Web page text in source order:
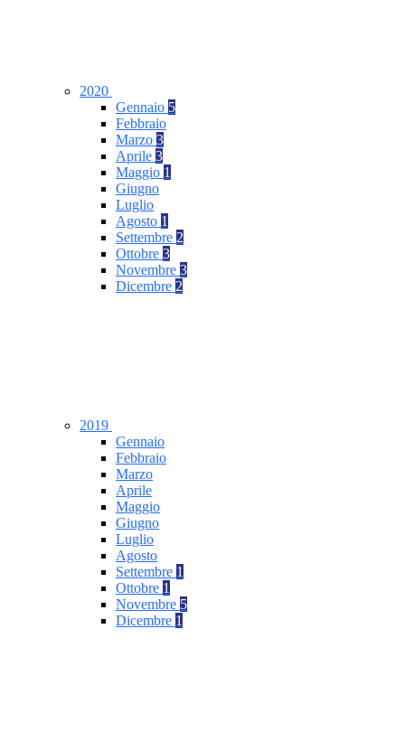
2020
Gennaio 5
Febbraio
Marzo 3
Aprile 3
Maggio 1
Giugno
Luglio
Agosto 1
Settembre 2
Ottobre 3
Novembre 3
Dicembre 2
2019
Gennaio
Febbraio
Marzo
Aprile
Maggio
Giugno
Luglio
Agosto
Settembre 1
Ottobre 1
Novembre 5
Dicembre 1